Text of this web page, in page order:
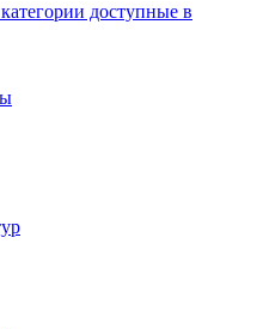
доступные в